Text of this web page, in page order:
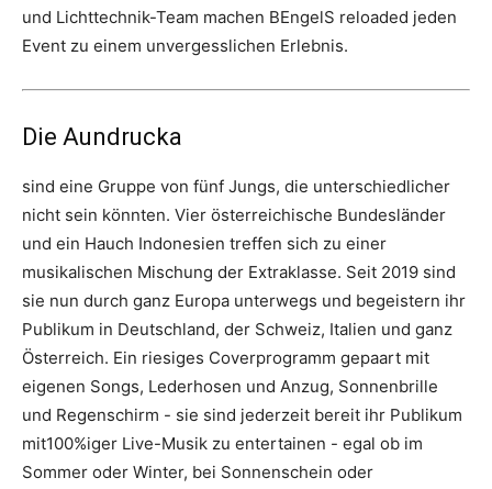
und Lichttechnik-Team machen BEngelS reloaded jeden
Event zu einem unvergesslichen Erlebnis.
Die Aundrucka
sind eine Gruppe von fünf Jungs, die unterschiedlicher
nicht sein könnten. Vier österreichische Bundesländer
und ein Hauch Indonesien treffen sich zu einer
musikalischen Mischung der Extraklasse. Seit 2019 sind
sie nun durch ganz Europa unterwegs und begeistern ihr
Publikum in Deutschland, der Schweiz, Italien und ganz
Österreich. Ein riesiges Coverprogramm gepaart mit
eigenen Songs, Lederhosen und Anzug, Sonnenbrille
und Regenschirm - sie sind jederzeit bereit ihr Publikum
mit100%iger Live-Musik zu entertainen - egal ob im
Sommer oder Winter, bei Sonnenschein oder